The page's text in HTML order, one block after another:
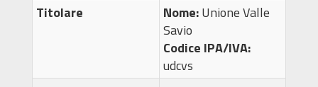
Titolare Nome:Unione Valle
Savio
Codice IPA/IVA:
udcvs